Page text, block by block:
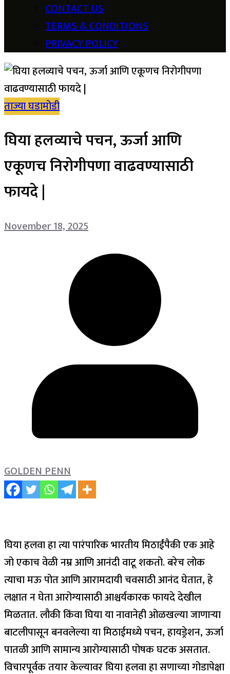
CONTACT US
TERMS & CONDITIONS
PRIVACY POLICY
ताज्या घडामोडी
घिया हलव्याचे पचन, ऊर्जा आणि
एकूणच निरोगीपणा वाढवण्यासाठी
फायदे |
November 18, 2025
GOLDEN PENN
घिया हलवा हा त्या पारंपारिक भारतीय मिठाईंपैकी एक आहे
जो एकाच वेळी नम्र आणि आनंदी वाटू शकतो. बरेच लोक
त्याचा मऊ पोत आणि आरामदायी चवसाठी आनंद घेतात, हे
लक्षात न घेता आरोग्यासाठी आश्चर्यकारक फायदे देखील
मिळतात.लौकी किंवा घिया या नावानेही ओळखल्या जाणाऱ्या
बाटलीपासून बनवलेल्या या मिठाईमध्ये पचन, हायड्रेशन, ऊर्जा
पातळी आणि सामान्य आरोग्यासाठी पोषक घटक असतात.
विचारपूर्वक तयार केल्यावर घिया हलवा हा सणाच्या गोडापेक्षा